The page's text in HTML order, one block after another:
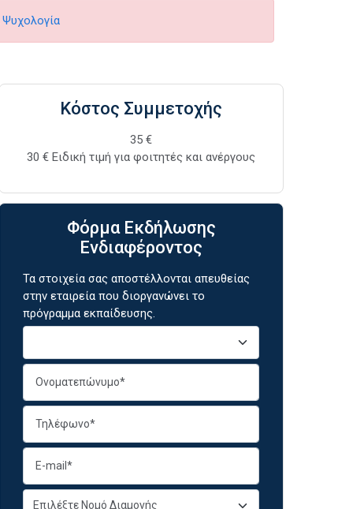
Ψυχολογία
Κόστος Συμμετοχής
35 €
30 € Ειδική τιμή για φοιτητές και ανέργους
Φόρμα Εκδήλωσης
Ενδιαφέροντος
Τα στοιχεία σας αποστέλλονται απευθείας
στην εταιρεία που διοργανώνει το
πρόγραμμα εκπαίδευσης.